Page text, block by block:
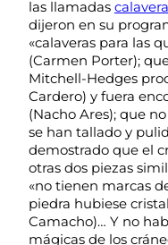
las llamadas
dijeron en su
«calaveras para las
(Carmen Porter);
Mitchell-Hedges
Cardero) y fuera
(Nacho Ares); que
se han tallado y
demostrado que el
otras dos piezas
«no tienen marcas
piedra hubiese
Camacho)… Y no
mágicas de los